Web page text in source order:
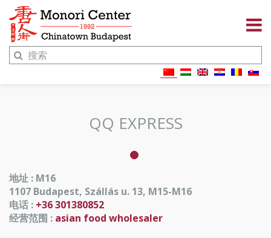
QQ EXPRESS
地址 : M16
1107 Budapest, Szállás u. 13, M15-M16
电话 : +36 301380852
经营范围 : asian food wholesaler